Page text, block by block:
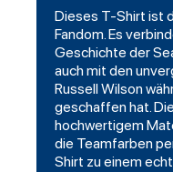
Dieses T-Shirt ist
Fandom. Es
Geschichte der
auch mit den
Russell Wilson
geschaffen hat.
hochwertigem
die Teamfarben
Shirt zu einem